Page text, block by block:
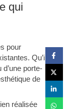
qui
pour
Qu’il
d’une porte-
de
réalisée